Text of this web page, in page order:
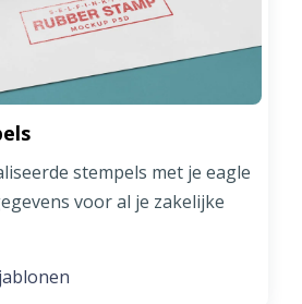
stempels met je eagle
voor al je zakelijke